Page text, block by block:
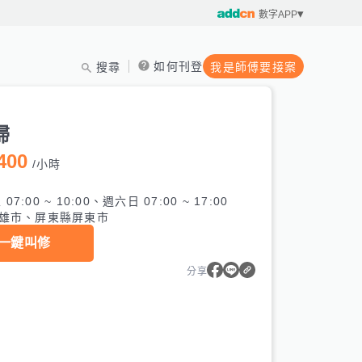
數字APP
搜尋 如何刊登 我是師傅要接案
/小時
07:00 ~ 10:00、週六日 07:00 ~ 17:00
市、屏東縣屏東市
鍵叫修
分享